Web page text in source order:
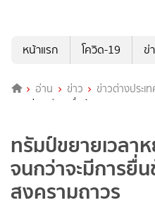
หน้าแรก
โควิด-19 ข่
อ่าน ข่าว ข่าวต่างประเ
จนกว่าจะมีการยื่นข้อเสนอยุติสงครา
ทรัมป์ขยายเวลา
จนกว่าจะมีการยื่
สงครามถาวร